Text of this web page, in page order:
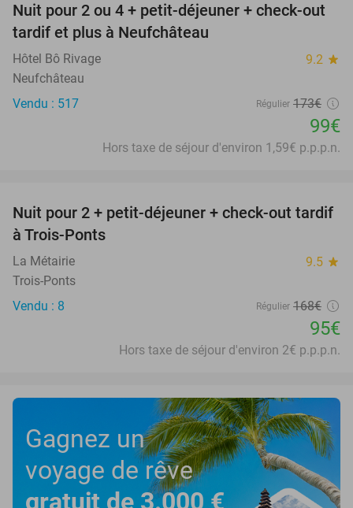
43%
Nuit pour 2 ou 4 + petit-déjeuner + check-out
tardif et plus à Neufchâteau
Hôtel Bô Rivage 9.2 star
Neufchâteau
Vendu : 517
Régulier 173€
99€
Hors taxe de séjour d'environ 1,59€ p.p.p.n.
43%
Nuit pour 2 + petit-déjeuner + check-out tardif
à Trois-Ponts
La Métairie 9.5 star
Trois-Ponts
Vendu : 8
Régulier 168€
95€
Hors taxe de séjour d'environ 2€ p.p.p.n.
Gagnez un
voyage de rêve
gratuit de 3.000 €